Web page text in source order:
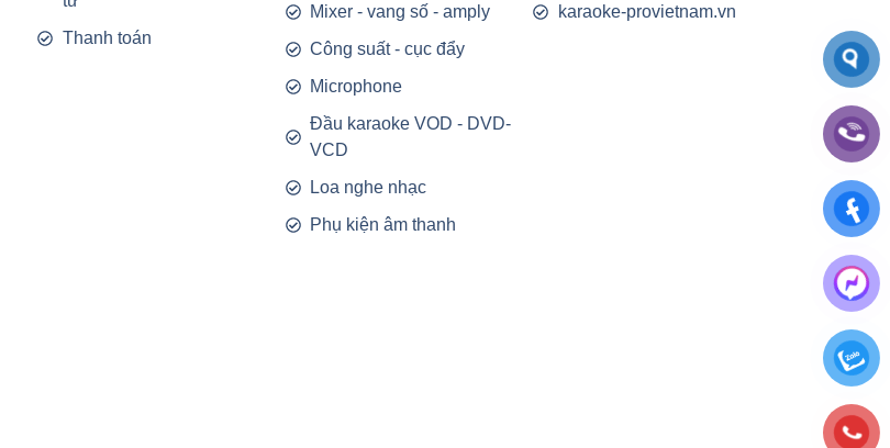
Thanh toán
Mixer - vang số - amply
Công suất - cục đẩy
Microphone
Đầu karaoke VOD - DVD-
VCD
Loa nghe nhạc
Phụ kiện âm thanh
karaoke-provietnam.vn